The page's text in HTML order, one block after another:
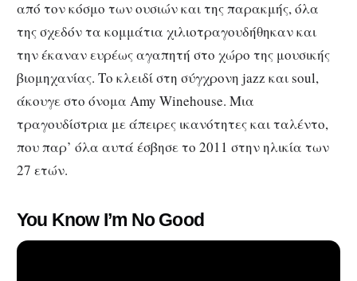
από τον κόσμο των ουσιών και της παρακμής, όλα
της σχεδόν τα κομμάτια χιλιοτραγουδήθηκαν και
την έκαναν ευρέως αγαπητή στο χώρο της μουσικής
βιομηχανίας. Το κλειδί στη σύγχρονη jazz και soul,
άκουγε στο όνομα Amy Winehouse. Μια
τραγουδίστρια με άπειρες ικανότητες και ταλέντο,
που παρ’ όλα αυτά έσβησε το 2011 στην ηλικία των
27 ετών.
You Know I’m No Good